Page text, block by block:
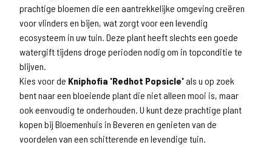
prachtige bloemen die een aantrekkelijke omgeving creëren
voor vlinders en bijen, wat zorgt voor een levendig
ecosysteem in uw tuin. Deze plant heeft slechts een goede
watergift tijdens droge perioden nodig om in topconditie te
blijven.
Kies voor de Kniphofia 'Redhot Popsicle'als u op zoek
bent naar een bloeiende plant die niet alleen mooi is, maar
ook eenvoudig te onderhouden. U kunt deze prachtige plant
kopen bij Bloemenhuis in Beveren en genieten van de
voordelen van een schitterende en levendige tuin.